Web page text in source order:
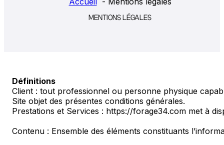
MENTIONS LÉGALES
Définitions
Client : tout professionnel ou personne physique
Site objet des présentes conditions générales.
Prestations et Services : https://forage34.com met à
Contenu : Ensemble des éléments constituants